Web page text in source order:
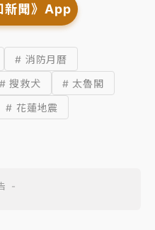
新聞》App
# 消防月曆
# 搜救犬
# 太魯閣
# 花蓮地震